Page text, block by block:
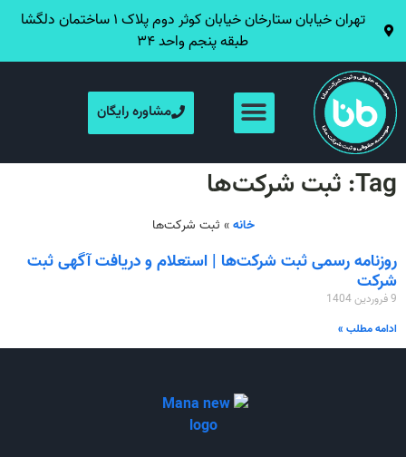
تهران خیابان ستارخان خیابان کوثر دوم پلاک ۱ ساختمان دلگشا
طبقه پنجم واحد ۳۴
مشاوره رایگان
Tag: ثبت شرکت‌ها
خانه» ثبت شرکت‌ها
روزنامه رسمی ثبت شرکت‌ها | استعلام و دریافت آگهی ثبت
شرکت
9 فروردین 1404
ادامه مطلب »